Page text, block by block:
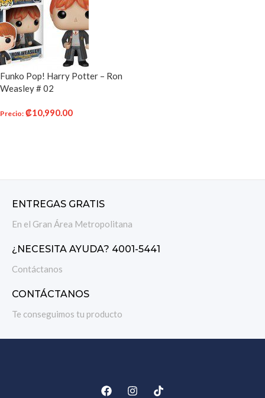
Funko Pop! Harry Potter – Ron
Weasley # 02
Precio: ₡10,990.00
ENTREGAS GRATIS
En el Gran Área Metropolitana
¿NECESITA AYUDA? 4001-5441
Contáctanos
CONTÁCTANOS
Te conseguimos tu producto